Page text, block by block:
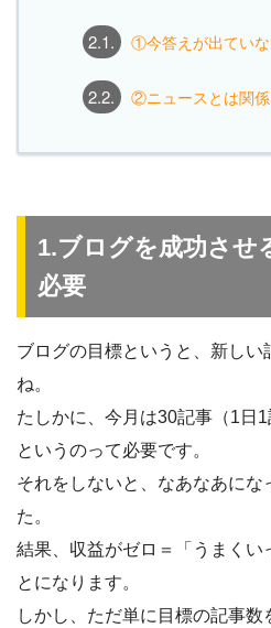
2.1. ①今答えが出ていな
2.2. ②ニュースとは関係
1.ブログを成功させ
必要
ブログの目標というと、新しい
ね。
たしかに、今月は30記事（1日1
というのって必要です。
それをしないと、なあなあにな
た。
結果、収益がゼロ＝「うまくい
とになります。
しかし、ただ単に目標の記事